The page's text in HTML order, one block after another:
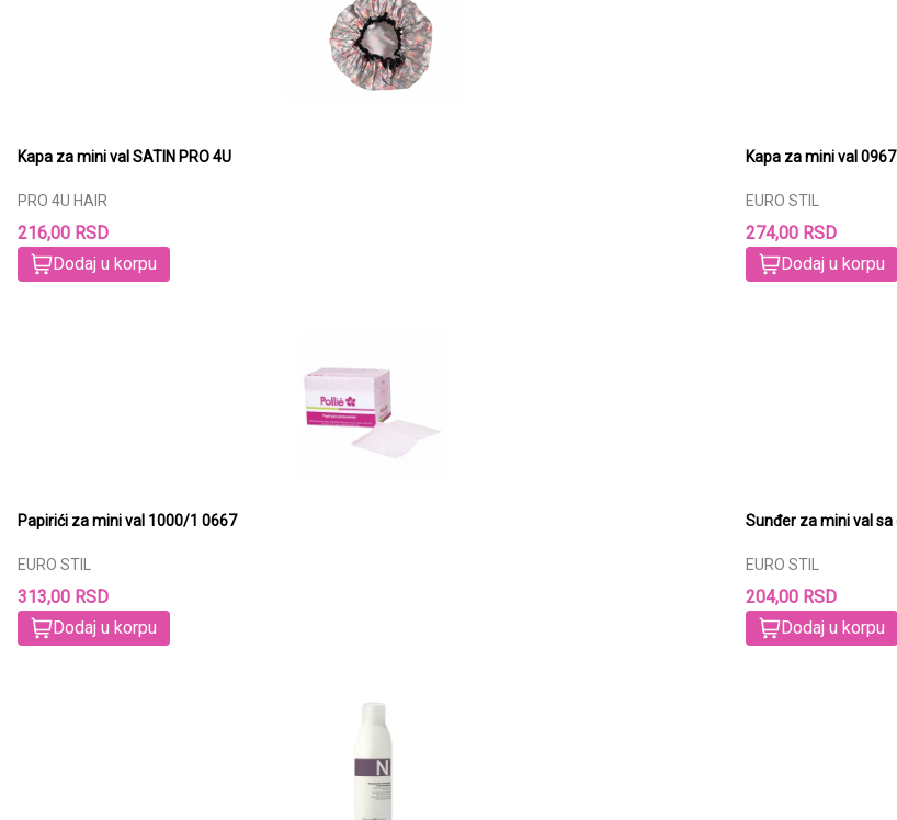
Kapa za mini val SATIN PRO 4U
PRO 4U HAIR
216,00 RSD
Dodaj u korpu
Kapa za mini val 0967
EURO STIL
274,00 RSD
Dodaj u korpu
Papirići za mini val 1000/1 0667
EURO STIL
313,00 RSD
Dodaj u korpu
EURO STIL
204,00 RSD
Dodaj u korpu